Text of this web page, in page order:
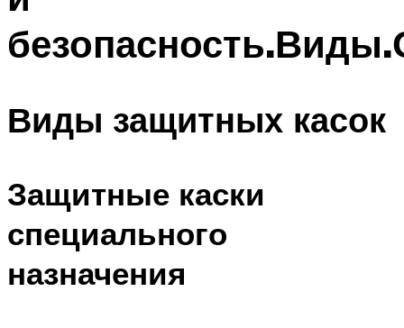
Виды защитных касок
Защитные каски
специального
назначения